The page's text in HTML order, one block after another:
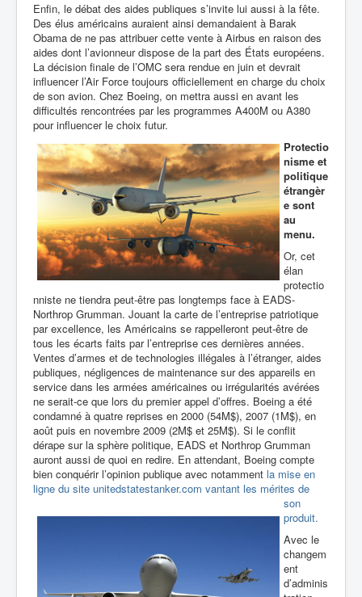
Enfin, le débat des aides publiques s’invite lui aussi à la fête.
Des élus américains auraient ainsi demandaient à Barak
Obama de ne pas attribuer cette vente à Airbus en raison des
aides dont l’avionneur dispose de la part des États européens.
La décision finale de l’OMC sera rendue en juin et devrait
influencer l’Air Force toujours officiellement en charge du choix
de son avion. Chez Boeing, on mettra aussi en avant les
difficultés rencontrées par les programmes A400M ou A380
pour influencer le choix futur.
Protectio
nisme et
politique
étrangèr
e sont
au
menu.
Or, cet
élan
protectio
nniste ne tiendra peut-être pas longtemps face à EADS-
Northrop Grumman. Jouant la carte de l’entreprise patriotique
par excellence, les Américains se rappelleront peut-être de
tous les écarts faits par l’entreprise ces dernières années.
Ventes d’armes et de technologies illégales à l’étranger, aides
publiques, négligences de maintenance sur des appareils en
service dans les armées américaines ou irrégularités avérées
ne serait-ce que lors du premier appel d’offres. Boeing a été
condamné à quatre reprises en 2000 (54M$), 2007 (1M$), en
août puis en novembre 2009 (2M$ et 25M$). Si le conflit
dérape sur la sphère politique, EADS et Northrop Grumman
auront aussi de quoi en redire. En attendant, Boeing compte
bien conquérir l’opinion publique avec notamment la mise en
ligne du site unitedstatestanker.com vantant les mérites de
son
produit.
Avec le
changem
ent
d’adminis